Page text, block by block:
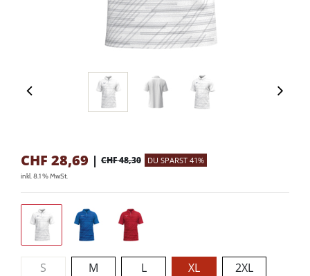
CHF 28,69 | CHF 48,30 DU SPARST 41%
inkl. 8.1 % MwSt.
S M L XL
2XL